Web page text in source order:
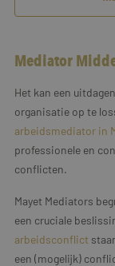
Mediator
Het kan een
organisatie op te
arbeidsmediator in
professionele en
conflicten.
Mayet Mediators
een cruciale
arbeidsconflict
een (mogelijk)